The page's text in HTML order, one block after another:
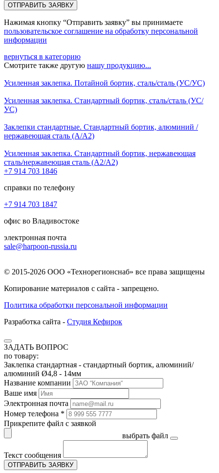
ОТПРАВИТЬ ЗАЯВКУ
Нажимая кнопку “Отправить заявку” вы принимаете
пользовательское соглашение на обработку персональной
информации
вернуться в категорию
Смотрите также другую нашу продукцию...
Усиленная заклепка. Потайной бортик, сталь/сталь (УС/УС)
Усиленная заклепка. Стандартный бортик, сталь/сталь (УС/
УС)
Заклепки стандартные. Стандартный бортик, алюминий /
нержавеющая сталь (А/А2)
Усиленная заклепка. Стандартный бортик, нержавеющая
сталь/нержавеющая сталь (А2/А2)
+7 914 703 1846
справки по телефону
+7 914 703 1847
офис во Владивостоке
электронная почта
sale@harpoon-russia.ru
© 2015-2026 ООО «Технорегионснаб» все права защищены
Копирование материалов с сайта - запрещено.
Политика обработки персональной информации
Разработка сайта - Студия Кефирок
ЗАДАТЬ ВОПРОС
по товару:
Заклепка стандартная - стандартный бортик, алюминий/
алюминий Ø4,8 - 14мм
Название компании
Ваше имя
Электронная почта
Номер телефона *
Прикрепите файл с заявкой
выбрать файл
Текст сообщения
ОТПРАВИТЬ ЗАЯВКУ